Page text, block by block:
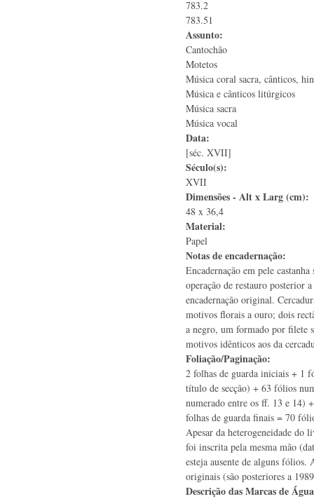
783.2
783.51
Assunto:
Cantochão
Motetos
Música coral sacra, cânticos,
Música e cânticos litúrgicos
Música sacra
Música vocal
Data:
[séc. XVII]
Século(s):
XVII
Dimensões - Alt x Larg (cm):
48 x 36,4
Material:
Papel
Notas de encadernação:
Encadernação em pele
operação de restauro posterior
encadernação original.
motivos florais a ouro; dois
a negro, um formado por filete
motivos idênticos aos da
Foliação/Paginação:
2 folhas de guarda iniciais + 1
título de secção) + 63 fólios
numerado entre os ff. 13 e 14)
folhas de guarda finais = 70
Apesar da heterogeneidade do
foi inscrita pela mesma mão
esteja ausente de alguns fólios.
originais (são posteriores a
Descrição das Marcas de